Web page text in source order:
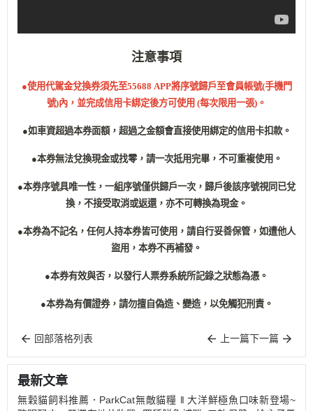
注意事項
●使用代駕金兌換券須先至55688 APP將序號歸戶至會員帳號(手機門
號)內，並完成信用卡綁定後方可使用 (每次限用一張)。
●如車資超過本券面額，超過之金額會直接使用綁定的信用卡扣款。
●本券無法兌換現金或找零，請一次抵用完畢，不可重複使用。
●本券序號具唯一性，一組序號僅供歸戶一次，歸戶後該序號視同已兌
換，不接受取消或返還，亦不可轉換為現金。
●本券為不記名，任何人持本券皆可使用，請自行妥善保管，如遭他人
盜用，本券不再補發。
●本券有效與否，以發行人票券系統所記錄之狀態為憑。
●本券為有價證券，請勿擅自偽造、變造，以免觸犯刑責。
回部落格列表 上一篇下一篇
最新文章
無穀貓飼料推薦．ParkCat無敵貓糧 ‖ 大洋鮮極魚口味新登場~